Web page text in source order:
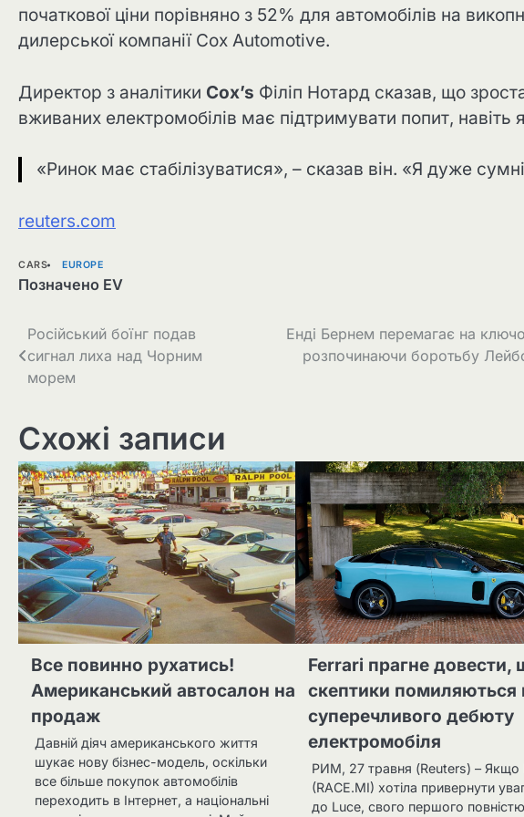
початкової ціни порівняно з 52% для автомобілів на
дилерської компанії Cox Automotive.
Директор з аналітики Cox’s Філіп Нотард сказав, що
вживаних електромобілів має підтримувати попит, навіть
«Ринок має стабілізуватися», – сказав він. «Я дуже
reuters.com
CARS EUROPE
Позначено EV
Навігація
записів
Російський боїнг подав
сигнал лиха над Чорним
морем
Енді Бернем перемагає на
розпочинаючи боротьбу
Схожі записи
Все повинно рухатись!
Американський автосалон на
продаж
Давній діяч американського життя
шукає нову бізнес-модель, оскільки
все більше покупок автомобілів
переходить в Інтернет, а національні
Ferrari прагне довести,
скептики помиляються
суперечливого дебюту
електромобіля
РИМ, 27 травня (Reuters) – Якщо
(RACE.MI) хотіла привернути
до Luce, свого першого повністю